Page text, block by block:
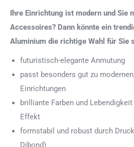
Ihre Einrichtung ist modern und Sie
Accessoires? Dann könnte ein
Aluminium die richtige Wahl für Sie
futuristisch-elegante Anmutung
passt besonders gut zu
Einrichtungen
brilliante Farben und
Effekt
formstabil und robust durch